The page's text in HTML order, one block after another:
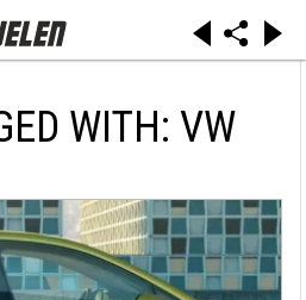
WITH: VW